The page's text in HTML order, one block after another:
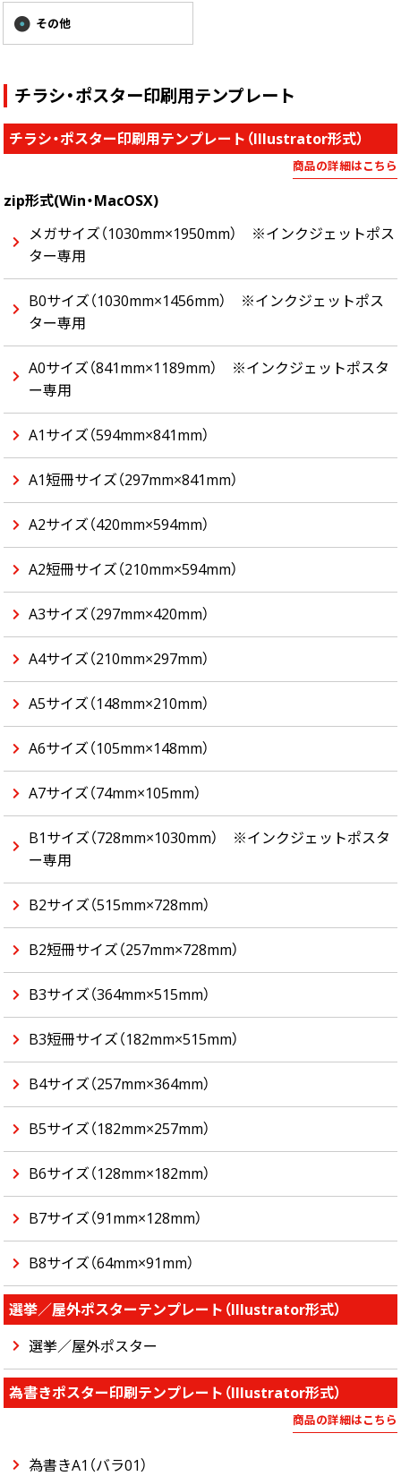
その他
チラシ・ポスター印刷用テンプレート
チラシ・ポスター印刷用テンプレート（Illustrator形式）
商品の詳細はこちら
zip形式(Win・MacOSX)
メガサイズ（1030mm×1950mm） ※インクジェットポス
ター専用
B0サイズ（1030mm×1456mm） ※インクジェットポス
ター専用
A0サイズ（841mm×1189mm） ※インクジェットポスタ
ー専用
A1サイズ（594mm×841mm）
A1短冊サイズ（297mm×841mm）
A2サイズ（420mm×594mm）
A2短冊サイズ（210mm×594mm）
A3サイズ（297mm×420mm）
A4サイズ（210mm×297mm）
A5サイズ（148mm×210mm）
A6サイズ（105mm×148mm）
A7サイズ（74mm×105mm）
B1サイズ（728mm×1030mm） ※インクジェットポスタ
ー専用
B2サイズ（515mm×728mm）
B2短冊サイズ（257mm×728mm）
B3サイズ（364mm×515mm）
B3短冊サイズ（182mm×515mm）
B4サイズ（257mm×364mm）
B5サイズ（182mm×257mm）
B6サイズ（128mm×182mm）
B7サイズ（91mm×128mm）
B8サイズ（64mm×91mm）
選挙／屋外ポスターテンプレート（Illustrator形式）
選挙／屋外ポスター
為書きポスター印刷テンプレート（Illustrator形式）
商品の詳細はこちら
為書きA1（バラ01）
変更・キャンセル
商品別のよくある質問
折り加工
中綴じ冊子
季節商品
封筒／クリアファイル